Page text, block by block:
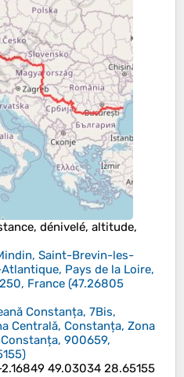
dénivelé, altitude,
Saint-Brevin-les-
Pays de la Loire,
France (47.26805
Constanța, 7Bis,
Centrală, Constanța, Zona
900659,
)
49.03034 28.65155